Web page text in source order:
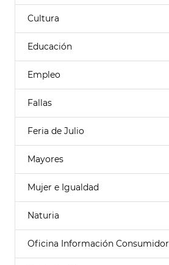
Cultura
Educación
Empleo
Fallas
Feria de Julio
Mayores
Mujer e Igualdad
Naturia
Oficina Información Consumidor